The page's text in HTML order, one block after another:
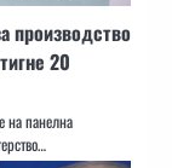
производство
20
на панелна